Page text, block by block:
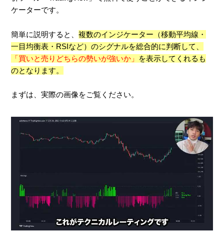
ケーターです。
簡単に説明すると、複数のインジケーター（移動平均線・
一目均衡表・RSIなど）のシグナルを総合的に判断して、
「買いと売りどちらの勢いが強いか」 を表示してくれるも
のとなります。
まずは、実際の画像をご覧ください。